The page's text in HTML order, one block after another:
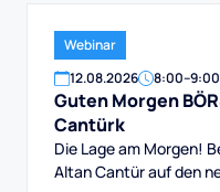
Webinar
12.08.2026 8:00–9:00
Guten Morgen
Cantürk
Die Lage am Morgen!
Altan Cantür auf den